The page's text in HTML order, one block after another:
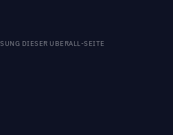
DIESER UBERALL-SEITE